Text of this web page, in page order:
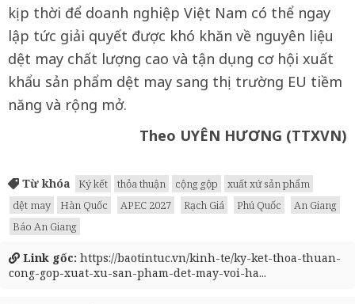
kịp thời để doanh nghiệp Việt Nam có thể ngay
lập tức giải quyết được khó khăn về nguyên liệu
dệt may chất lượng cao và tận dụng cơ hội xuất
khẩu sản phẩm dệt may sang thị trường EU tiềm
năng và rộng mở.
Theo UYÊN HƯƠNG (TTXVN)
Từ khóa Ký kết thỏa thuận cộng gộp
xuất xứ sản phẩm
dệt may
Hàn Quốc APEC 2027 Rạch Giá Phú Quốc
An Giang
Báo An Giang
Link gốc: https://baotintuc.vn/kinh-te/ky-ket-thoa-thuan-
cong-gop-xuat-xu-san-pham-det-may-voi-ha...